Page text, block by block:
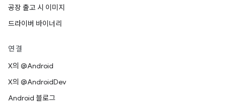
공장 출고 시 이미지
드라이버 바이너리
연결
X의 @Android
X의 @AndroidDev
Android 블로그